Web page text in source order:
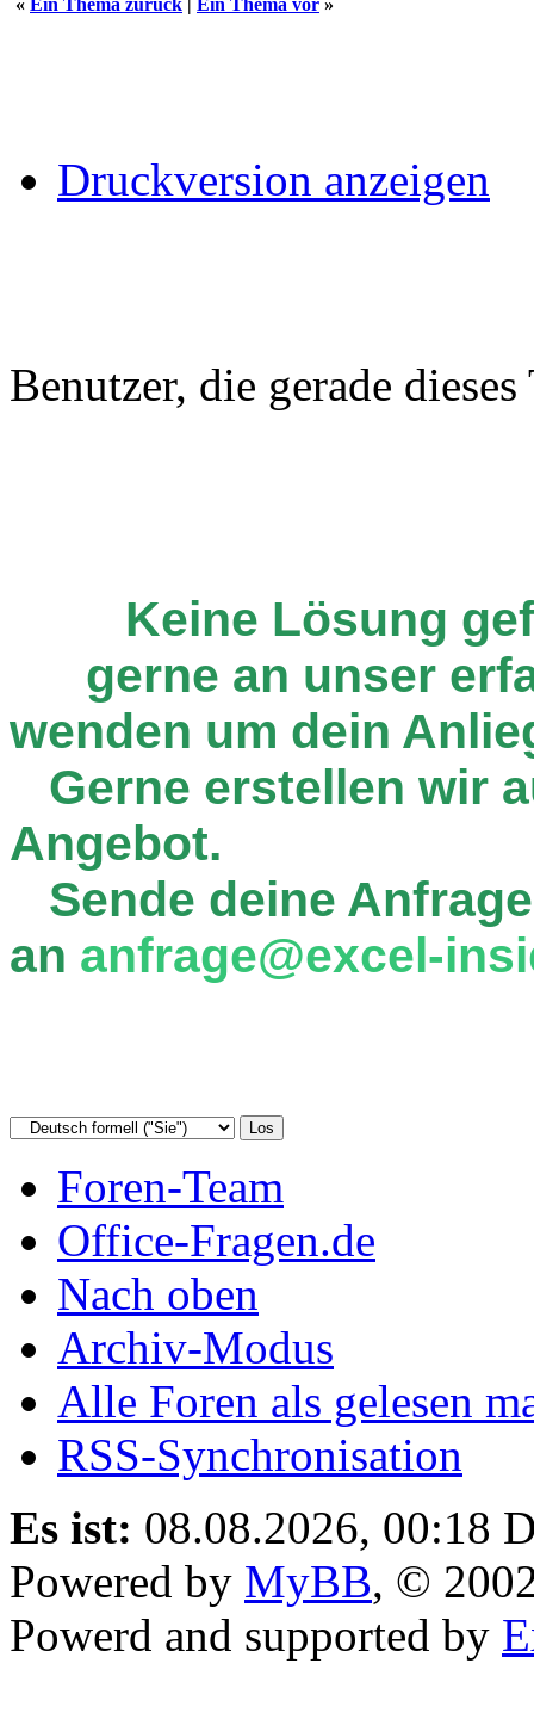
Druckversion anzeigen
Benutzer, die gerade
Keine Lösung
gerne an unser
wenden um dein
Gerne erstellen wir
Angebot.
Sende deine
an anfrage@excel-
Foren-Team
Office-Fragen.de
Nach oben
Archiv-Modus
Alle Foren als gelesen
RSS-Synchronisation
Es ist: 08.08.2026, 00:18
Powered by MyBB, ©
Powerd and supported by